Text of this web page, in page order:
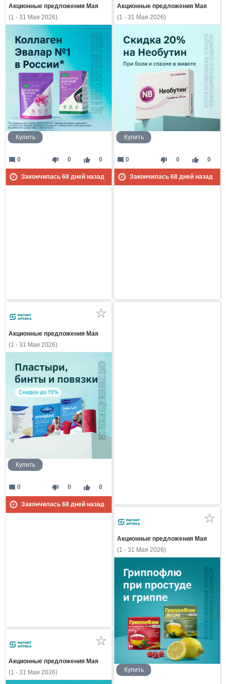
Акционные предложения Мая
(1 - 31 Мая 2026)
Купить
thumb_down 0 thumb_up 0
mode_comment 0
Закончилась 68дней назад
Акционные предложения Мая
(1 - 31 Мая 2026)
Купить
thumb_down 0 thumb_up 0
mode_comment 0
Закончилась 68дней назад
Акционные предложения Мая
(1 - 31 Мая 2026)
Купить
thumb_down 0 thumb_up 0
mode_comment 0
Закончилась 68дней назад
Акционные предложения Мая
(1 - 31 Мая 2026)
Купить
Акционные предложения Мая
(1 - 31 Мая 2026)